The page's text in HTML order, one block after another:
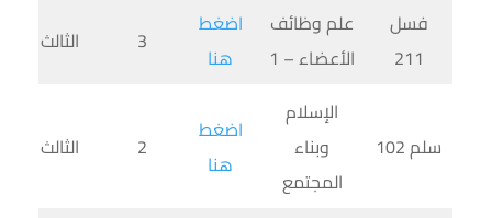
فسل
211
علم وظائف
الأعضاء – 1
اضغط
هنا
3 الثالث
سلم 102
الإسلام
وبناء
المجتمع
اضغط
هنا
2 الثالث